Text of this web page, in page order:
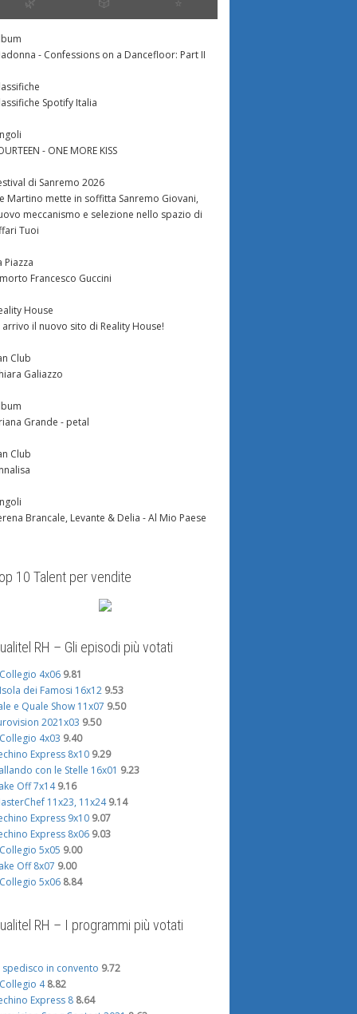
- Confessions on a Dancefloor: Part II
Spotify Italia
- ONE MORE KISS
di Sanremo 2026
Martino mette in soffitta Sanremo Giovani,
meccanismo e selezione nello spazio di
Tuoi
Piazza
Francesco Guccini
House
arrivo il nuovo sito di Reality House!
Club
Galiazzo
Grande - petal
Club
Brancale, Levante & Delia - Al Mio Paese
10 Talent per vendite
RH – Gli episodi più votati
4x06 9.81
dei Famosi 16x12 9.53
e Quale Show 11x07 9.50
2021x03 9.50
4x03 9.40
Express 8x10 9.29
con le Stelle 16x01 9.23
Off 7x14 9.16
11x23, 11x24 9.14
Express 9x10 9.07
Express 8x06 9.03
5x05 9.00
Off 8x07 9.00
5x06 8.84
RH – I programmi più votati
spedisco in convento 9.72
4 8.82
Express 8 8.64